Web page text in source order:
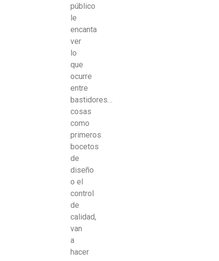
público
le
encanta
ver
lo
que
ocurre
entre
bastidores…
cosas
como
primeros
bocetos
de
diseño
o el
control
de
calidad,
van
a
hacer